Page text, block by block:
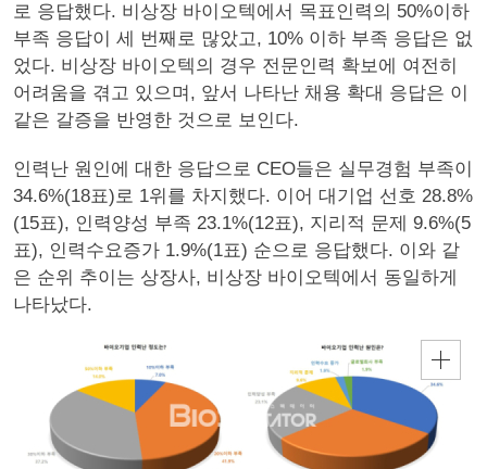
로 응답했다. 비상장 바이오텍에서 목표인력의 50%이하
부족 응답이 세 번째로 많았고, 10% 이하 부족 응답은 없
었다. 비상장 바이오텍의 경우 전문인력 확보에 여전히
어려움을 겪고 있으며, 앞서 나타난 채용 확대 응답은 이
같은 갈증을 반영한 것으로 보인다.
인력난 원인에 대한 응답으로 CEO들은 실무경험 부족이
34.6%(18표)로 1위를 차지했다. 이어 대기업 선호 28.8%
(15표), 인력양성 부족 23.1%(12표), 지리적 문제 9.6%(5
표), 인력수요증가 1.9%(1표) 순으로 응답했다. 이와 같
은 순위 추이는 상장사, 비상장 바이오텍에서 동일하게
나타났다.